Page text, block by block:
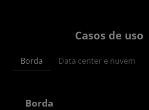
Casos de uso
Borda Data center e nuvem
Borda